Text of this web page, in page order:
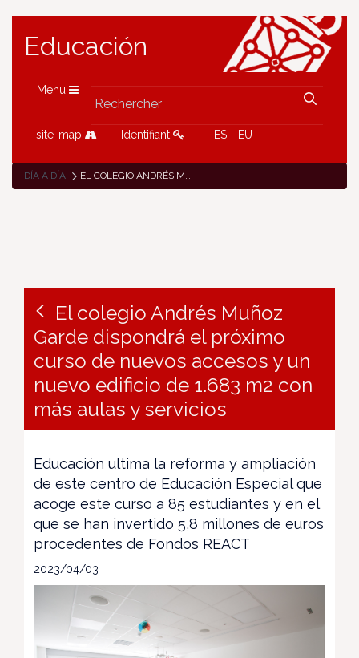
Educación
Menu
site-map Identifiant ES EU
DÍA A DÍA EL COLEGIO ANDRÉS MUÑOZ GARDE DISPONDRÁ EL PRÓXIMO CURSO DE NUEVOS ACCESOS Y UN NUEVO EDIFICIO DE 1.683 M2 CON MÁS AULAS Y SERVICIOS
El colegio Andrés Muñoz
Garde dispondrá el próximo
curso de nuevos accesos y un
nuevo edificio de 1.683 m2 con
más aulas y servicios
Educación ultima la reforma y ampliación
de este centro de Educación Especial que
acoge este curso a 85 estudiantes y en el
que se han invertido 5,8 millones de euros
procedentes de Fondos REACT
2023/04/03